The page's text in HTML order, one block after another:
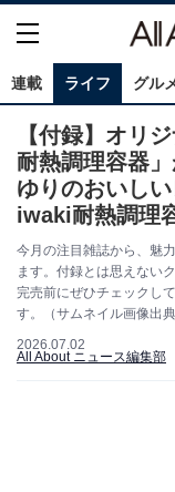
連載 ライフ グル
【付録】オリ
耐熱調理容器
ゆりのおいし
iwaki耐熱調理
今月の注目雑誌から、魅
ます。付録とは思えない
完売前にぜひチェックし
す。（サムネイル画像出
2026.07.02
All About ニュース編集部